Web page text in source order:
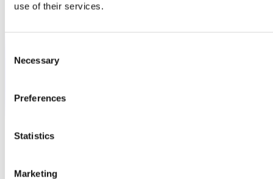
use of their services.
Selection
Necessary
Preferences
Statistics
Marketing